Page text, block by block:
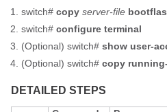
switch# copy server-file
switch# configure terminal
(Optional) switch# show user-
(Optional) switch# copy
DETAILED STEPS